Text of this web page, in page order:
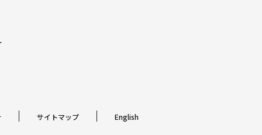
サイトマップ English